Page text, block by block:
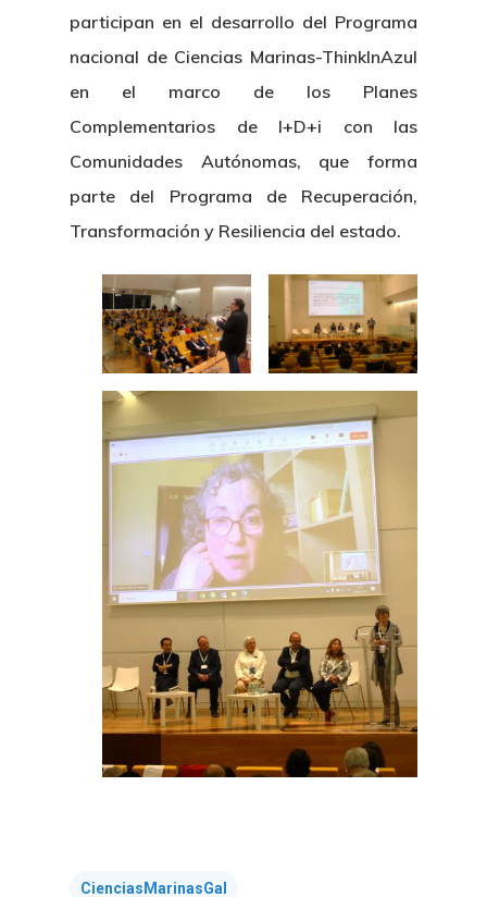
participan en el desarrollo del Programa
nacional de Ciencias Marinas-ThinkInAzul
en el marco de los Planes
Complementarios de I+D+i con las
Comunidades Autónomas, que forma
parte del Programa de Recuperación,
Transformación y Resiliencia del estado.
CienciasMarinasGal
Plan De Igualdad